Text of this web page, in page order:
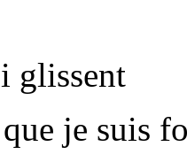
glissent
je suis